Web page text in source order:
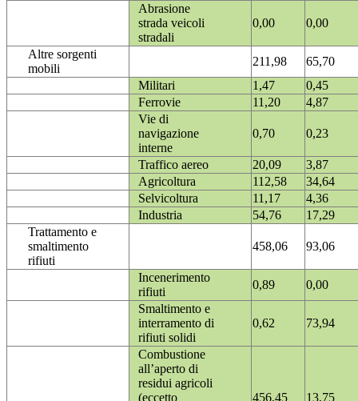
Abrasione
strada veicoli
stradali
0,00 0,00
Altre sorgenti
mobili
211,98
65,70
Militari
1,47
0,45
Ferrovie
11,20
4,87
Vie di
navigazione
interne
0,70 0,23
Traffico aereo 20,09
3,87
Agricoltura
112,58
34,64
Selvicoltura
11,17
4,36
Industria
54,76
17,29
Trattamento e
smaltimento
rifiuti
458,06 93,06
Incenerimento
rifiuti
0,89
0,00
Smaltimento e
interramento di
rifiuti solidi
0,62 73,94
Combustione
all’aperto di
residui agricoli
(eccetto
456,45 13,75